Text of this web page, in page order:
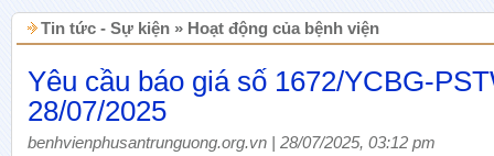
Tin tức - Sự kiện » Hoạt động của bệnh viện
Yêu cầu báo giá số 1672/YCBG-
28/07/2025
benhvienphusantrunguong.org.vn | 28/07/2025, 03:12 pm